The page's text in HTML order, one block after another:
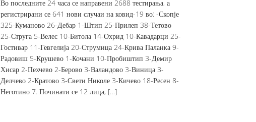
Во последните 24 часа се направени 2688 тестирања, а
регистрирани се 641 нови случаи на ковид-19 во: -Скопје
325-Куманово 26-Дебар 1-Штип 25-Прилеп 38-Тетово
25-Струга 5-Велес 10-Битола 14-Охрид 10-Кавадарци 25-
Гостивар 11-Гевгелија 20-Струмица 24-Крива Паланка 9-
Радовиш 5-Крушево 1-Кочани 10-Пробиштип 3-Демир
Хисар 2-Пехчево 2-Берово 3-Валандово 3-Виница 3-
Делчево 2-Кратово 3-Свети Николе 3-Кичево 18-Ресен 8-
Неготино 7. Починати се 12 лица, […]